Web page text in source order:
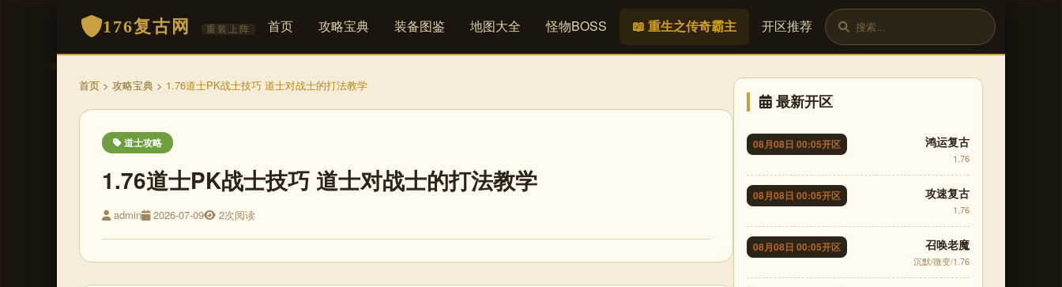
176复古网 重装上阵 首页 攻略宝典 装备图鉴 地图大全 怪物BOSS 📖 重生之传奇霸主 开区推荐
首页 > 攻略宝典 > 1.76道士PK战士技巧 道士对战士的打法教学
道士攻略
1.76道士PK战士技巧 道士对战士的打法教学
admin 2026-07-09 2次阅读
最新开区
08月08日 00:05开区 鸿运复古
1.76
08月08日 00:05开区 攻速复古
1.76
08月08日 00:05开区 召唤老魔
沉默/微变/1.76